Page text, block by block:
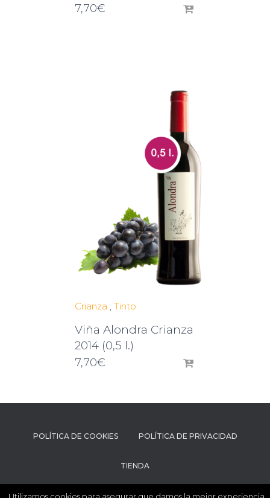
7,70€
Crianza , Tinto
Viña Alondra Crianza
2014 (0,5 l.)
7,70€
POLÍTICA DE COOKIES POLÍTICA DE PRIVACIDAD
TIENDA
Viña Alondra | INECASTELLO S.L.